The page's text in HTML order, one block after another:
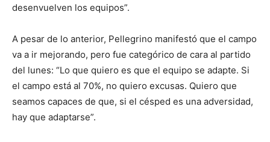
desenvuelven los equipos”.
A pesar de lo anterior, Pellegrino manifestó que el campo
va a ir mejorando, pero fue categórico de cara al partido
del lunes: “Lo que quiero es que el equipo se adapte. Si
el campo está al 70%, no quiero excusas. Quiero que
seamos capaces de que, si el césped es una adversidad,
hay que adaptarse”.